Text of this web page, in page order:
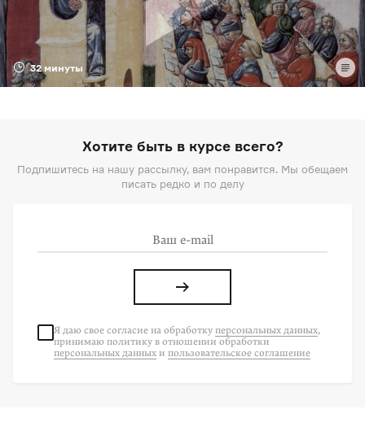
32 минуты
Хотите быть в курсе всего?
Подпишитесь на нашу рассылку, вам понравится. Мы обещаем
писать редко и по делу
Я даю свое согласие на обработку персональных данных,
принимаю политику в отношении обработки
персональных данных и пользовательское соглашение